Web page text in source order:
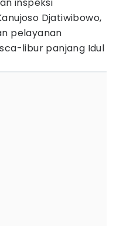
Djatiwibowo,
pelayanan
libur panjang Idul